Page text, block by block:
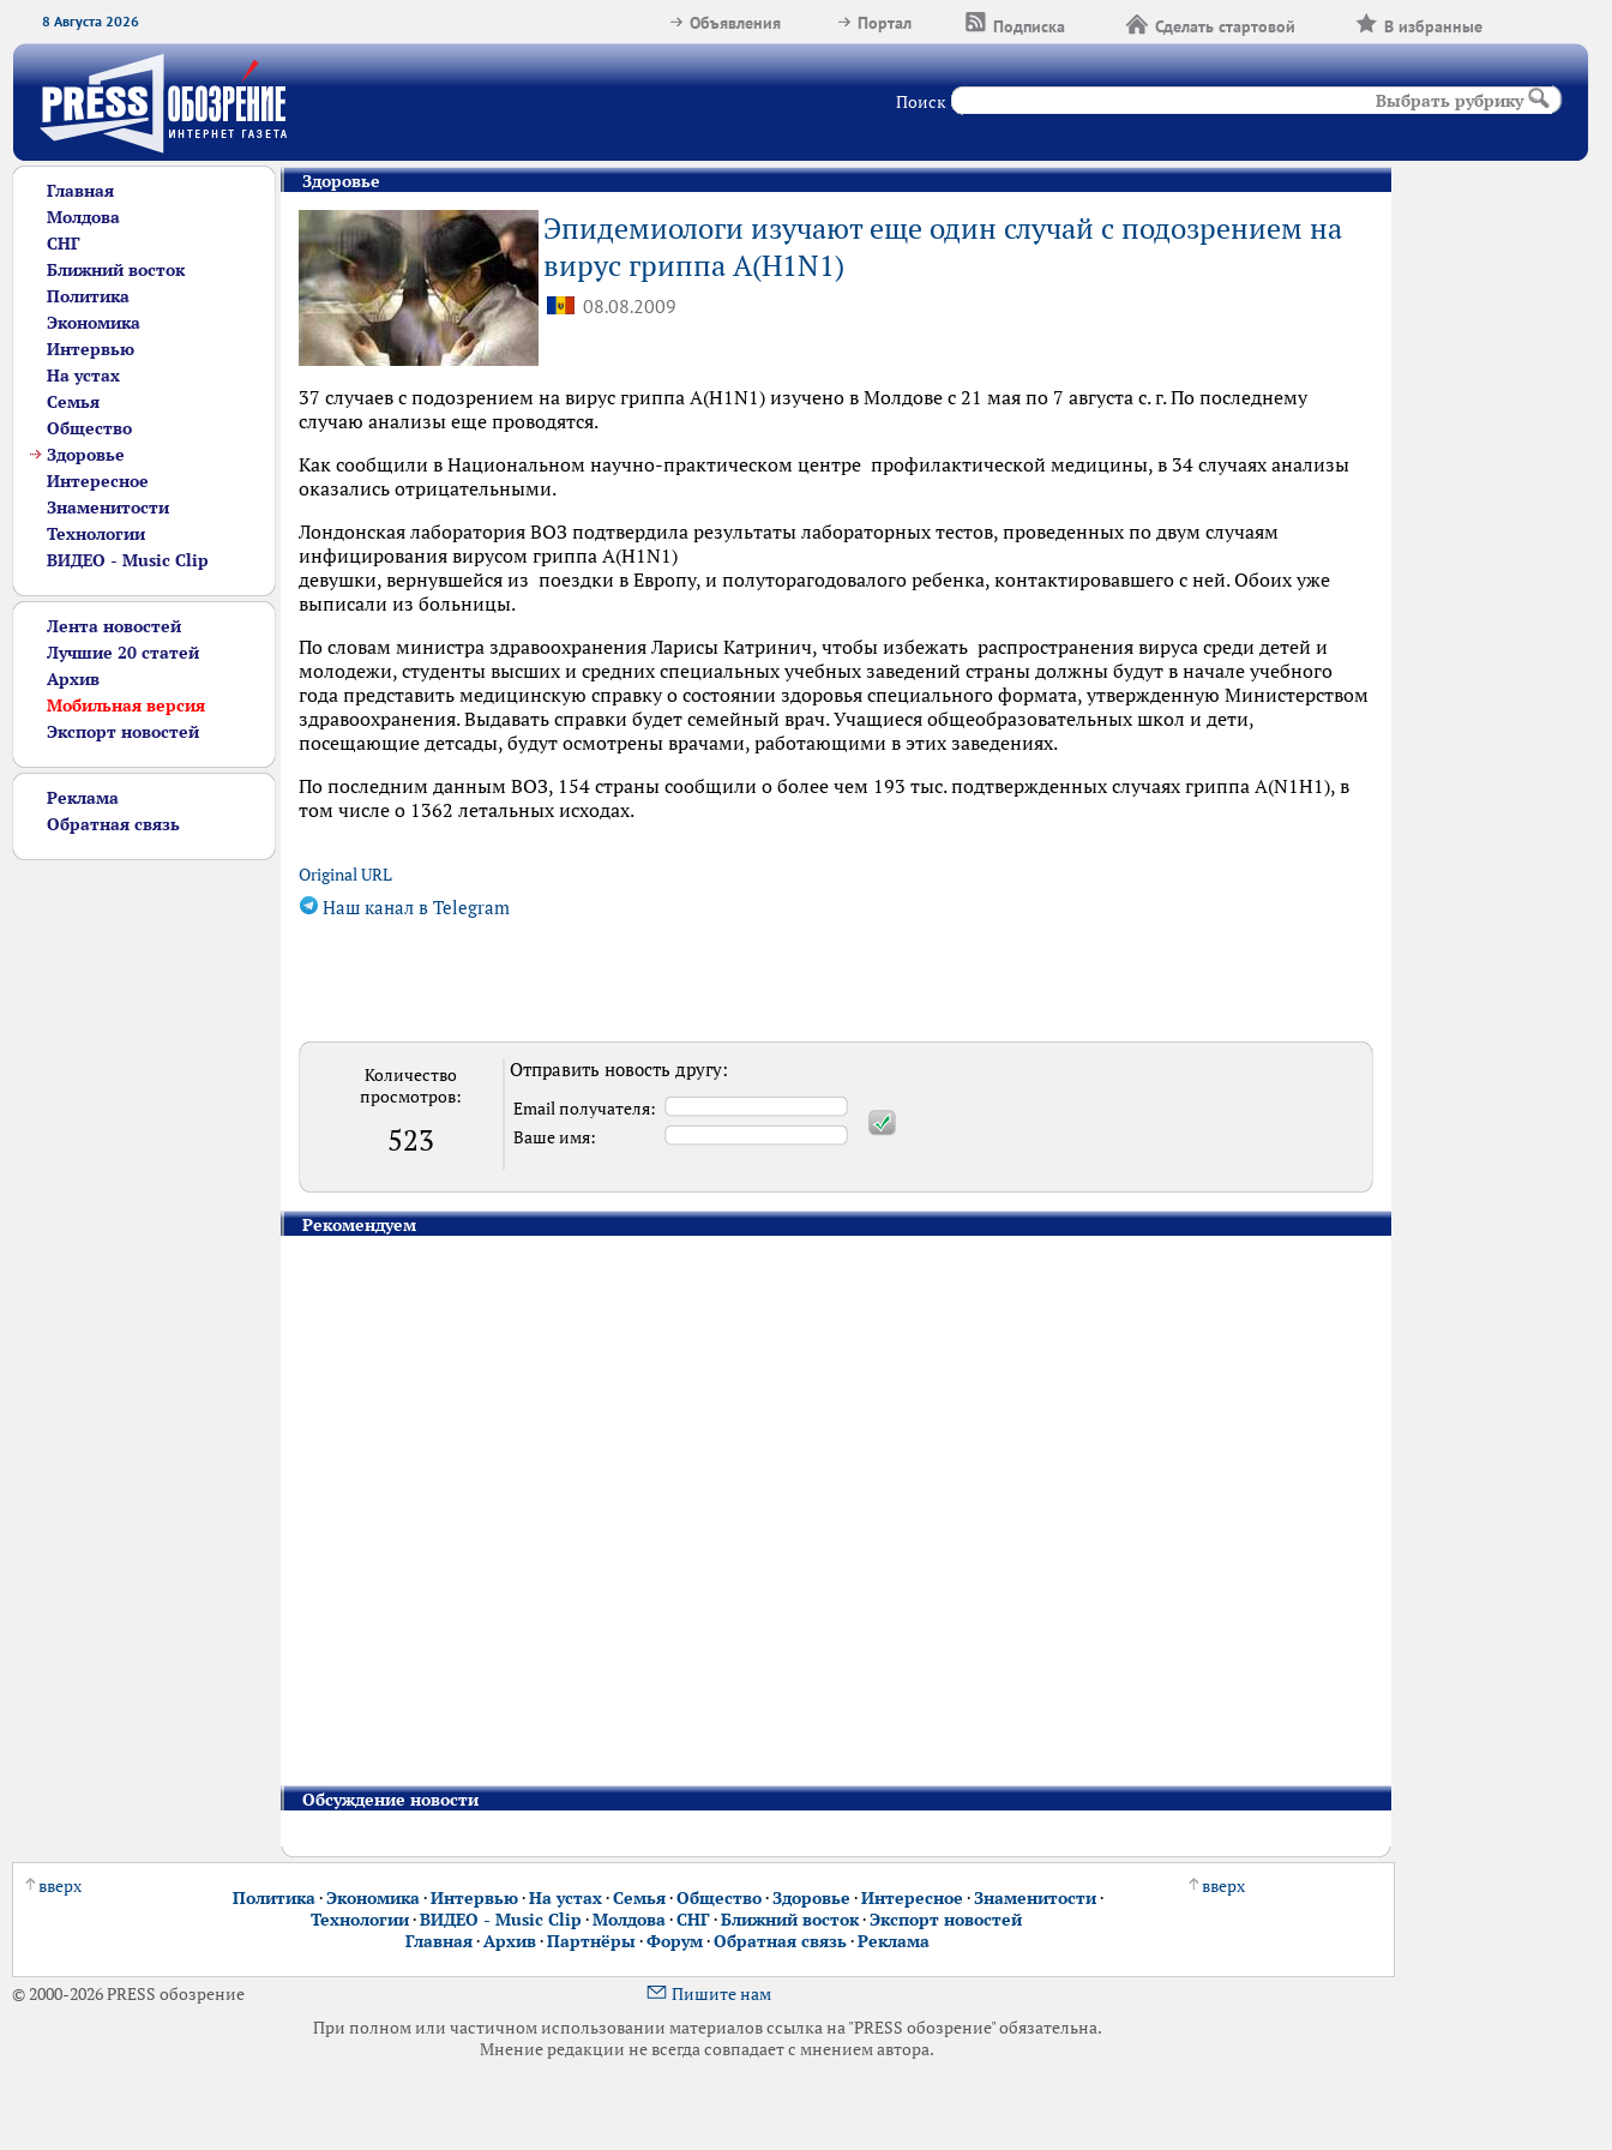
8 Августа 2026 В избранные
Сделать стартовой
Подписка
Портал
Объявления
Поиск Выбрать рубрику
Главная
Молдова
СНГ
Ближний восток
Политика
Экономика
Интервью
На устах
Семья
Общество
Здоровье
Интересное
Знаменитости
Технологии
ВИДЕО - Music Clip
Лента новостей
Лучшие 20 статей
Архив
Мобильная версия
Экспорт новостей
Реклама
Обратная связь
Здоровье
Эпидемиологи изучают еще один случай с подозрением на
вирус гриппа A(H1N1)
08.08.2009
37 случаев с подозрением на вирус гриппа A(H1N1) изучено в Молдове с 21 мая по 7 августа с. г. По последнему
случаю анализы еще проводятся.
Как сообщили в Национальном научно-практическом центре профилактической медицины, в 34 случаях анализы
оказались отрицательными.
Лондонская лаборатория ВОЗ подтвердила результаты лабораторных тестов, проведенных по двум случаям
инфицирования вирусом гриппа A(H1N1)
девушки, вернувшейся из поездки в Европу, и полуторагодовалого ребенка, контактировавшего с ней. Обоих уже
выписали из больницы.
По словам министра здравоохранения Ларисы Катринич, чтобы избежать распространения вируса среди детей и
молодежи, студенты высших и средних специальных учебных заведений страны должны будут в начале учебного
года представить медицинскую справку о состоянии здоровья специального формата, утвержденную Министерством
здравоохранения. Выдавать справки будет семейный врач. Учащиеся общеобразовательных школ и дети,
посещающие детсады, будут осмотрены врачами, работающими в этих заведениях.
По последним данным ВОЗ, 154 страны сообщили о более чем 193 тыс. подтвержденных случаях гриппа A(N1H1), в
том числе о 1362 летальных исходах.
Original URL
Наш канал в Telegram
Количество
просмотров:
523
Отправить новость другу:
Email получателя:
Ваше имя:
Рекомендуем
Обсуждение новости
вверх
Политика·Экономика·Интервью·На устах·Семья·Общество·Здоровье ·Интересное ·Знаменитости·
Технологии·ВИДЕО - Music Clip ·Молдова·СНГ·Ближний восток·Экспорт новостей
Главная·Архив·Партнёры·Форум·Обратная связь·Реклама
вверх
© 2000-2026 PRESS обозрение
Пишите нам
При полном или частичном использовании материалов ссылка на "PRESS обозрение" обязательна.
Мнение редакции не всегда совпадает с мнением автора.